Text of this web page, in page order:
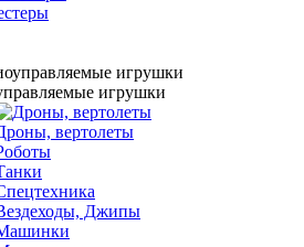
игрушки
вертолеты
Джипы